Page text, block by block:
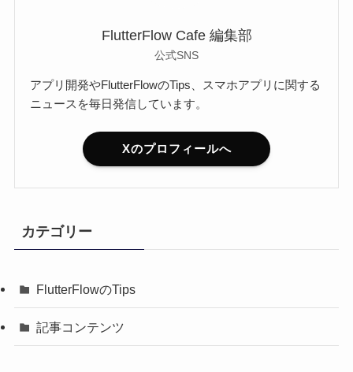
FlutterFlow Cafe 編集部
公式SNS
アプリ開発やFlutterFlowのTips、スマホアプリに関する
ニュースを毎日発信しています。
Xのプロフィールへ
カテゴリー
FlutterFlowのTips
記事コンテンツ